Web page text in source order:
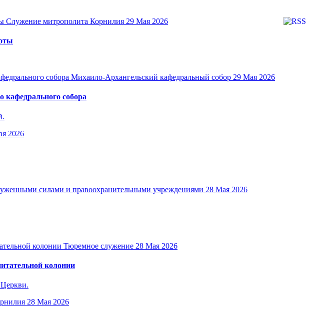
Служение митрополита Корнилия 29 Мая 2026
Михаило-Архангельский кафедральный собор 29 Мая 2026
собора
2026
силами и правоохранительными учреждениями 28 Мая 2026
Тюремное служение 28 Мая 2026
колонии
Церкви.
28 Мая 2026